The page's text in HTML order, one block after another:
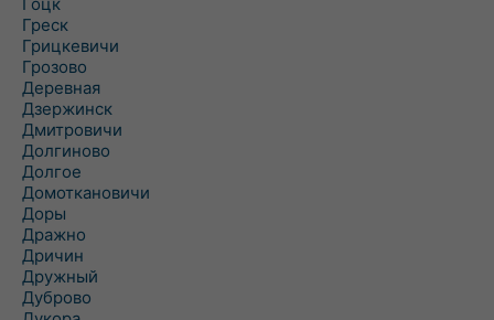
Греск
Грицкевичи
Грозово
Деревная
Дзержинск
Дмитровичи
Долгиново
Долгое
Домоткановичи
Доры
Дражно
Дричин
Дружный
Дуброво